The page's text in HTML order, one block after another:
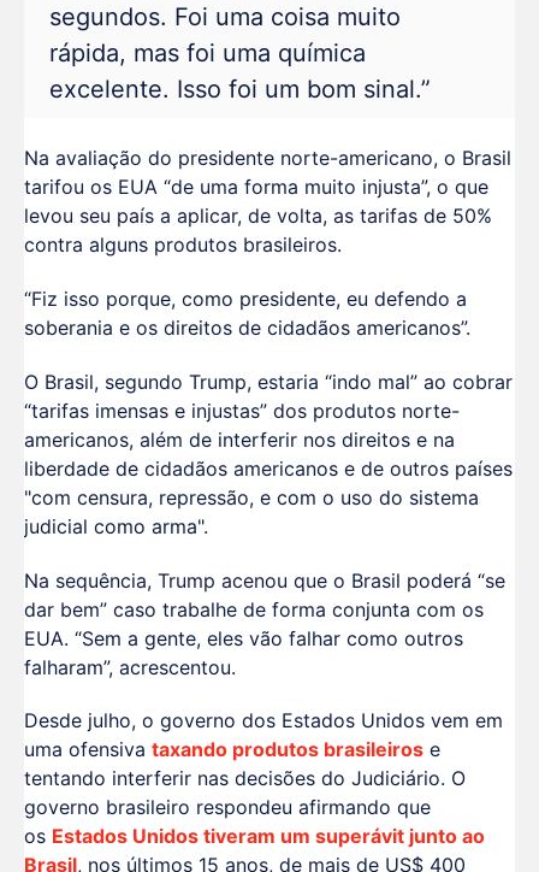
segundos. Foi uma coisa muito
rápida, mas foi uma química
excelente. Isso foi um bom sinal.”
Na avaliação do presidente norte-americano, o Brasil
tarifou os EUA “de uma forma muito injusta”, o que
levou seu país a aplicar, de volta, as tarifas de 50%
contra alguns produtos brasileiros.
“Fiz isso porque, como presidente, eu defendo a
soberania e os direitos de cidadãos americanos”.
O Brasil, segundo Trump, estaria “indo mal” ao cobrar
“tarifas imensas e injustas” dos produtos norte-
americanos, além de interferir nos direitos e na
liberdade de cidadãos americanos e de outros países
"com censura, repressão, e com o uso do sistema
judicial como arma".
Na sequência, Trump acenou que o Brasil poderá “se
dar bem” caso trabalhe de forma conjunta com os
EUA. “Sem a gente, eles vão falhar como outros
falharam”, acrescentou.
Desde julho, o governo dos Estados Unidos vem em
uma ofensiva taxando produtos brasileiros e
tentando interferir nas decisões do Judiciário. O
governo brasileiro respondeu afirmando que
os Estados Unidos tiveram um superávit junto ao
Brasil, nos últimos 15 anos, de mais de US$ 400